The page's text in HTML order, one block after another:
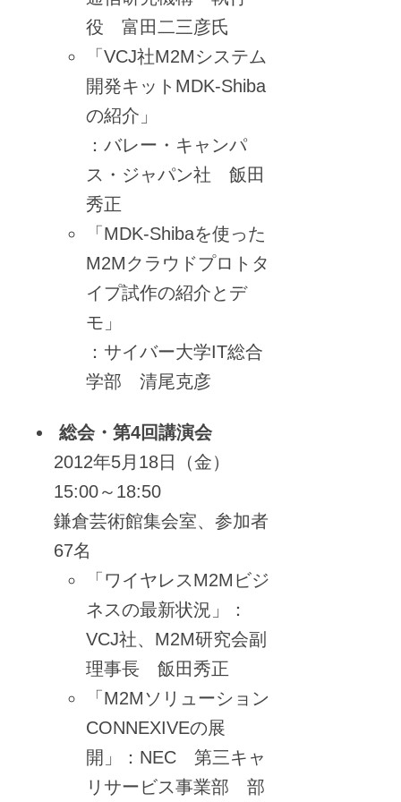
役 富田二三彦氏
「VCJ社M2Mシステム
開発キットMDK-Shiba
の紹介」
：バレー・キャンパ
ス・ジャパン社 飯田
秀正
「MDK-Shibaを使った
M2Mクラウドプロトタ
イプ試作の紹介とデ
モ」
：サイバー大学IT総合
学部 清尾克彦
総会・第4回講演会
2012年5月18日（金）
15:00～18:50
鎌倉芸術館集会室、参加者
67名
「ワイヤレスM2Mビジ
ネスの最新状況」：
VCJ社、M2M研究会副
理事長 飯田秀正
「M2Mソリューション
CONNEXIVEの展
開」：NEC 第三キャ
リサービス事業部 部